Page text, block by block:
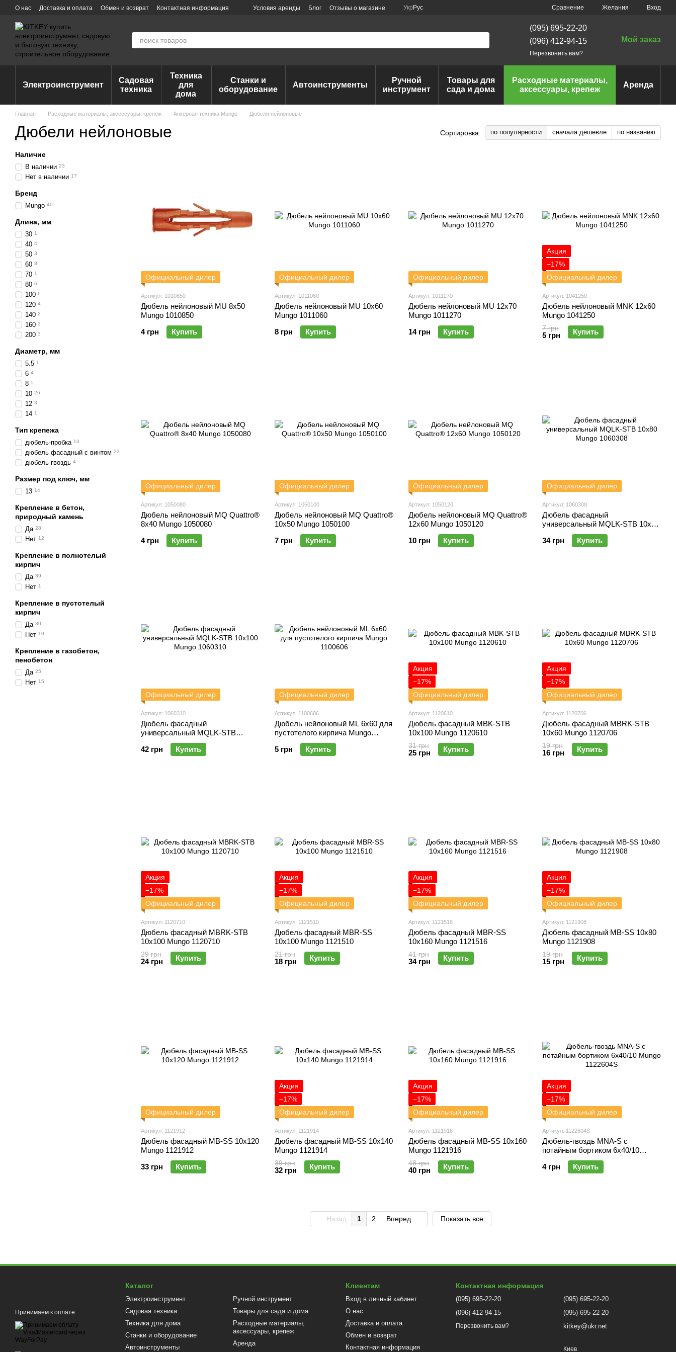
Перейти к основному контенту
О нас Доставка и оплата Обмен и возврат Контактная информация Условия аренды Блог Отзывы о магазине Укр Рус Сравнение Желания Вход
(095) 695-22-20
(096) 412-94-15
Перезвонить вам?
Мой заказ
Электроинструмент
Садовая
техника
Техника
для
дома
Станки и
оборудование
Автоинструменты
Ручной
инструмент
Товары для
сада и дома
Расходные материалы,
аксессуары, крепеж
Аренда
Главная Расходные материалы, аксессуары, крепеж Анкерная техника Mungo Дюбели нейлоновые
Дюбели нейлоновые Сортировка: по популярности сначала дешевле по названию
Официальный дилер
Артикул: 1010850
Дюбель нейлоновый MU 8x50
Mungo 1010850
4 грн
Купить
Официальный дилер
Артикул: 1011060
Дюбель нейлоновый MU 10x60
Mungo 1011060
8 грн
Купить
Официальный дилер
Артикул: 1011270
Дюбель нейлоновый MU 12x70
Mungo 1011270
14 грн
Купить
Акция
−17%
Официальный дилер
Артикул: 1041250
Дюбель нейлоновый MNK 12x60
Mungo 1041250
7 грн
5 грн Купить
Официальный дилер
Артикул: 1050080
Дюбель нейлоновый MQ Quattro®
8x40 Mungo 1050080
4 грн
Купить
Официальный дилер
Артикул: 1050100
Дюбель нейлоновый MQ Quattro®
10x50 Mungo 1050100
7 грн
Купить
Официальный дилер
Артикул: 1050120
Дюбель нейлоновый MQ Quattro®
12x60 Mungo 1050120
10 грн
Купить
Официальный дилер
Артикул: 1060308
Дюбель фасадный
универсальный MQLK-STB 10x80
Mungo 1060308
34 грн
Купить
Официальный дилер
Артикул: 1060310
Дюбель фасадный
универсальный MQLK-STB
10x100 Mungo 1060310
42 грн
Купить
Официальный дилер
Артикул: 1100606
Дюбель нейлоновый ML 6x60 для
пустотелого кирпича Mungo
1100606
5 грн
Купить
Акция
−17%
Официальный дилер
Артикул: 1120610
Дюбель фасадный MBK-STB
10х100 Mungo 1120610
31 грн
25 грн Купить
Акция
−17%
Официальный дилер
Артикул: 1120706
Дюбель фасадный MBRK-STB
10х60 Mungo 1120706
19 грн
16 грн Купить
Акция
−17%
Официальный дилер
Артикул: 1120710
Дюбель фасадный MBRK-STB
10х100 Mungo 1120710
29 грн
24 грн Купить
Акция
−17%
Официальный дилер
Артикул: 1121510
Дюбель фасадный MBR-SS
10х100 Mungo 1121510
21 грн
18 грн Купить
Акция
−17%
Официальный дилер
Артикул: 1121516
Дюбель фасадный MBR-SS
10х160 Mungo 1121516
41 грн
34 грн Купить
Акция
−17%
Официальный дилер
Артикул: 1121908
Дюбель фасадный MB-SS 10х80
Mungo 1121908
19 грн
15 грн Купить
Официальный дилер
Артикул: 1121912
Дюбель фасадный MB-SS 10х120
Mungo 1121912
33 грн
Купить
Акция
−17%
Официальный дилер
Артикул: 1121914
Дюбель фасадный MB-SS 10х140
Mungo 1121914
39 грн
32 грн Купить
Акция
−17%
Официальный дилер
Артикул: 1121916
Дюбель фасадный MB-SS 10х160
Mungo 1121916
48 грн
40 грн Купить
Акция
−17%
Официальный дилер
Артикул: 1122604S
Дюбель-гвоздь MNA-S с
потайным бортиком 6x40/10
Mungo 1122604S
4 грн
Купить
Назад 1 2 Вперед Показать все
Наличие
В наличии 23
Нет в наличии 17
Бренд
Mungo 40
Длина, мм
30 1
40 4
50 3
60 8
70 1
80 6
100 6
120 4
140 2
160 2
200 3
Диаметр, мм
5.5 1
6 4
8 5
10 26
12 3
14 1
Тип крепежа
дюбель-пробка 13
дюбель фасадный с винтом 23
дюбель-гвоздь 4
Размер под ключ, мм
13 14
Крепление в бетон,
природный камень
Да 28
Нет 12
Крепление в полнотелый
кирпич
Да 39
Нет 1
Крепление в пустотелый
кирпич
Да 30
Нет 10
Крепление в газобетон,
пенобетон
Да 25
Нет 15
Принимаем к оплате
Каталог
Электроинструмент
Садовая техника
Техника для дома
Станки и оборудование
Автоинструменты
Ручной инструмент
Товары для сада и дома
Расходные материалы,
аксессуары, крепеж
Аренда
Клиентам
Вход в личный кабинет
О нас
Доставка и оплата
Обмен и возврат
Контактная информация
Контактная информация
(095) 695-22-20
(096) 412-94-15
Перезвонить вам?
(095) 695-22-20
(095) 695-22-20
kitkey@ukr.net
Киев